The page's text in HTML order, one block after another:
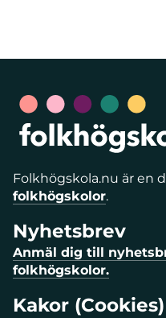
Folkhögskola.nu är en
folkhögskolor.
Nyhetsbrev
Anmäl dig till
folkhögskolor.
Kakor (Cookies)